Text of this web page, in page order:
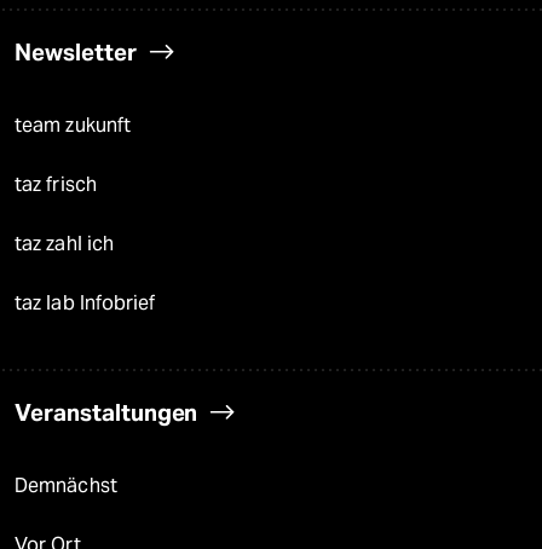
Newsletter
team zukunft
taz frisch
taz zahl ich
taz lab Infobrief
Veranstaltungen
Demnächst